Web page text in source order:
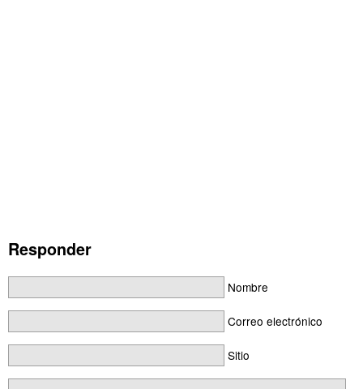
Responder
Nombre
Correo electrónico
Sitio